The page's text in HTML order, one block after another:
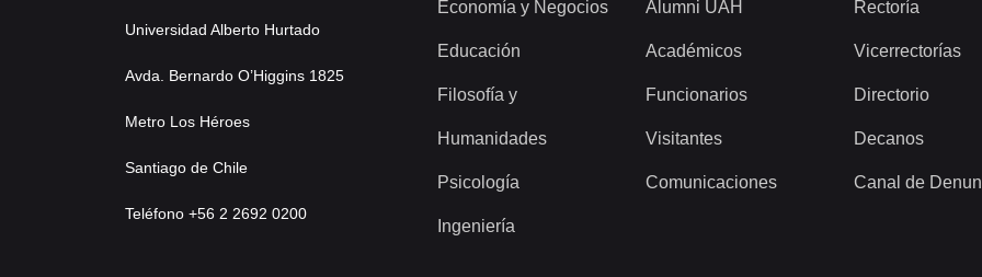
Universidad Alberto Hurtado
Avda. Bernardo O’Higgins 1825
Metro Los Héroes
Santiago de Chile
Teléfono +56 2 2692 0200
Economía y Negocios
Educación
Filosofía y
Humanidades
Psicología
Ingeniería
Alumni UAH
Académicos
Funcionarios
Visitantes
Comunicaciones
Rectoría
Vicerrectorías
Directorio
Decanos
Canal de